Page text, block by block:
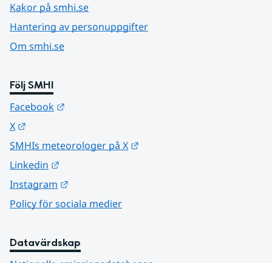
Kakor på smhi.se
Hantering av personuppgifter
Om smhi.se
Följ SMHI
Facebook
X
SMHIs meteorologer på X
Linkedin
Instagram
Policy för sociala medier
Datavärdskap